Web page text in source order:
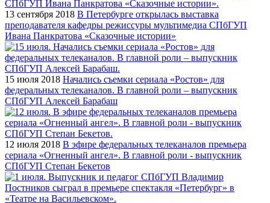
13 сентября 2018 В Петербурге открылась выставка
преподавателя кафедры режиссуры мультимедиа СПбГУП
Ивана Панкратова «Сказочные истории»
15 июля 2018 Начались съемки сериала «Ростов» для
федеральных телеканалов. В главной роли – выпускник
СПбГУП Алексей Барабаш
12 июля 2018 В эфире федеральных телеканалов премьера
сериала «Огненный ангел». В главной роли - выпускник
СПбГУП Степан Бекетов